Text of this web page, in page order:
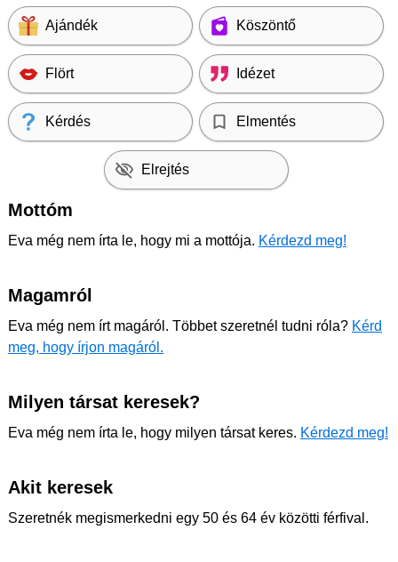
Ajándék Köszöntő
Flört Idézet
Kérdés Elmentés
Elrejtés
Mottóm
Eva még nem írta le, hogy mi a mottója. Kérdezd meg!
Magamról
Eva még nem írt magáról. Többet szeretnél tudni róla? Kérd
meg, hogy írjon magáról.
Milyen társat keresek?
Eva még nem írta le, hogy milyen társat keres. Kérdezd meg!
Akit keresek
Szeretnék megismerkedni egy 50 és 64 év közötti férfival.